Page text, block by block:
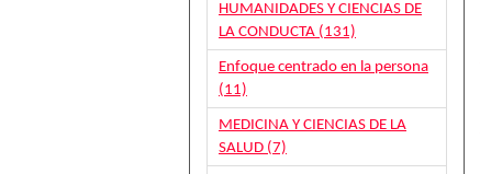
HUMANIDADES Y CIENCIAS DE
LA CONDUCTA (131)
Enfoque centrado en la persona
(11)
MEDICINA Y CIENCIAS DE LA
SALUD (7)